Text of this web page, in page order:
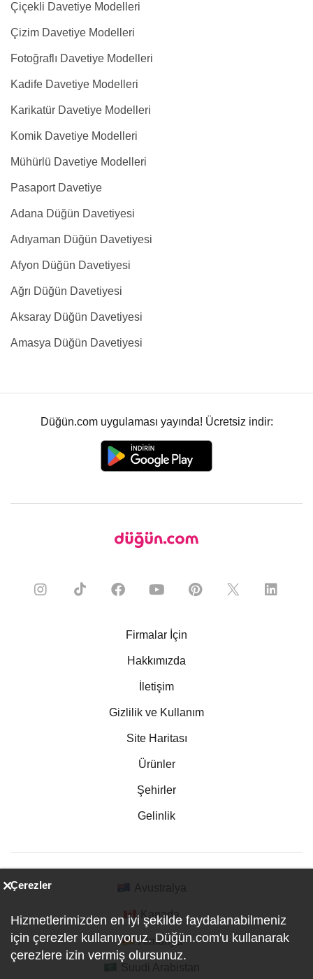
Çiçekli Davetiye Modelleri
Çizim Davetiye Modelleri
Fotoğraflı Davetiye Modelleri
Kadife Davetiye Modelleri
Karikatür Davetiye Modelleri
Komik Davetiye Modelleri
Mühürlü Davetiye Modelleri
Pasaport Davetiye
Adana Düğün Davetiyesi
Adıyaman Düğün Davetiyesi
Afyon Düğün Davetiyesi
Ağrı Düğün Davetiyesi
Aksaray Düğün Davetiyesi
Amasya Düğün Davetiyesi
Düğün.com uygulaması yayında! Ücretsiz indir:
Firmalar İçin
Hakkımızda
İletişim
Gizlilik ve Kullanım
Site Haritası
Ürünler
Şehirler
Gelinlik
Kanada
Almanya
Çerezler
Hizmetlerimizden en iyi şekilde faydalanabilmeniz
için çerezler kullanıyoruz. Düğün.com'u kullanarak
çerezlere izin vermiş olursunuz.